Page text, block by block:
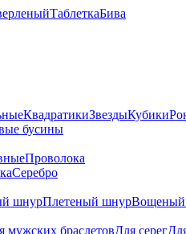
ТаблеткаБива
КвадратикиЗвездыКубики
бусины
Проволока
Серебро
шнурПлетеный шнур
мужских браслетовДля серег